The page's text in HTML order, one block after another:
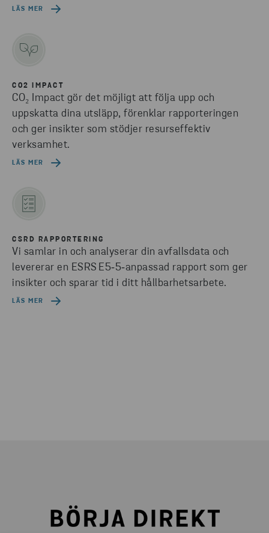
LÄS MER
CO2 IMPACT
CO₂ Impact gör det möjligt att följa upp och
uppskatta dina utsläpp, förenklar rapporteringen
och ger insikter som stödjer resurseffektiv
verksamhet.
LÄS MER
CSRD RAPPORTERING
Vi samlar in och analyserar din avfallsdata och
levererar en ESRS E5‑5‑anpassad rapport som ger
insikter och sparar tid i ditt hållbarhetsarbete.
LÄS MER